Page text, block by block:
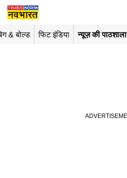
& बोल्ड फिट इंडिया न्यूज़ की पाठशाला